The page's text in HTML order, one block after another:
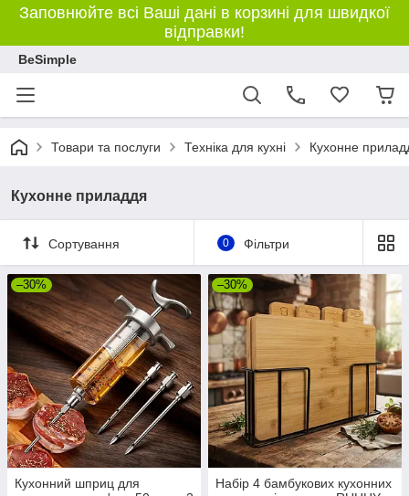
Заповнюйте всі Ваші дані в корзині для швидкої
відправки!
BeSimple
Товари та послуги Техніка для кухні Кухонне
Кухонне приладдя
Сортування 0 Фільтри
–30%
Кухонний шприц для
–30%
Набір 4 бамбукових кухонних